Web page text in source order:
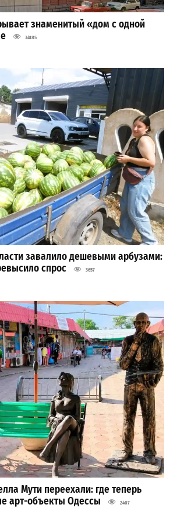
знаменитый «дом с одной
34185
завалило дешевыми арбузами:
спрос
3657
Мути переехали: где теперь
арт-объекты Одессы
2407